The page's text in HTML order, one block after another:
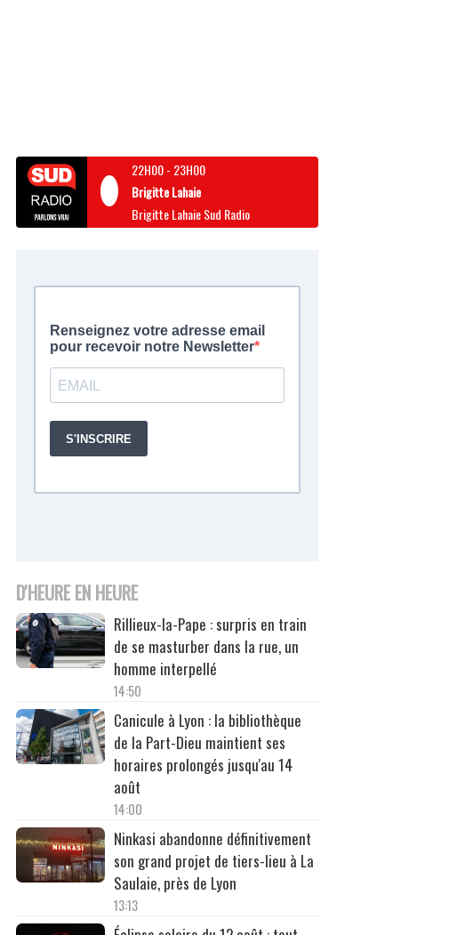
22H00- 23H00
Brigitte Lahaie
Brigitte Lahaie Sud Radio
D'HEURE EN HEURE
Rillieux-la-Pape : surpris en train
de se masturber dans la rue, un
homme interpellé
14:50
Canicule à Lyon : la bibliothèque
de la Part-Dieu maintient ses
horaires prolongés jusqu'au 14
août
14:00
Ninkasi abandonne définitivement
son grand projet de tiers-lieu à La
Saulaie, près de Lyon
13:13